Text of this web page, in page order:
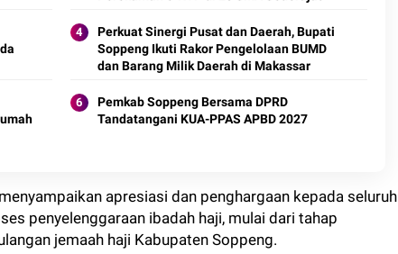
Perkuat Sinergi Pusat dan Daerah, Bupati
Soppeng Ikuti Rakor Pengelolaan BUMD
dan Barang Milik Daerah di Makassar
Pemkab Soppeng Bersama DPRD
Tandatangani KUA-PPAS APBD 2027
apresiasi dan penghargaan kepada seluruh
penyelenggaraan ibadah haji, mulai dari tahap
jemaah haji Kabupaten Soppeng.